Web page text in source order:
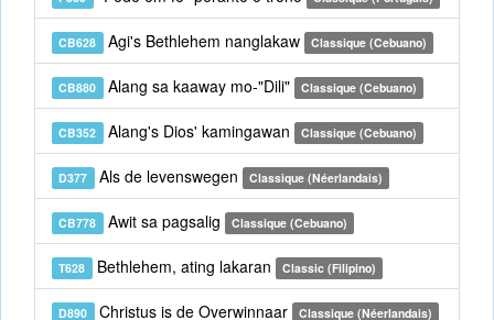
CB628 Agi's Bethlehem nanglakaw Classique (Cebuano)
CB880 Alang sa kaaway mo-"Dili" Classique (Cebuano)
CB352 Alang's Dios' kamingawan Classique (Cebuano)
D377 Als de levenswegen Classique (Néerlandais)
CB778 Awit sa pagsalig Classique (Cebuano)
T628 Bethlehem, ating lakaran Classic (Filipino)
D890 Christus is de Overwinnaar Classique (Néerlandais)